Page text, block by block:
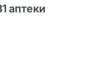
аптеки